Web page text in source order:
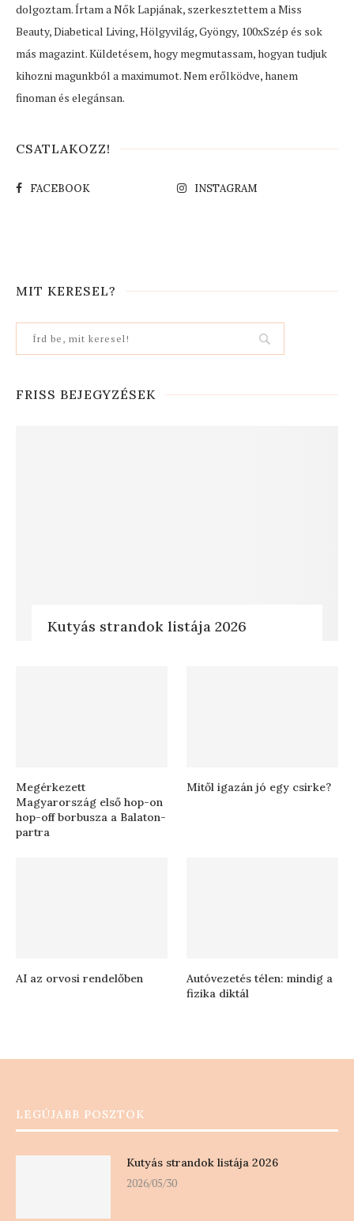
dolgoztam. Írtam a Nők Lapjának, szerkesztettem a Miss
Beauty, Diabetical Living, Hölgyvilág, Gyöngy, 100xSzép és sok
más magazint. Küldetésem, hogy megmutassam, hogyan tudjuk
kihozni magunkból a maximumot. Nem erőlködve, hanem
finoman és elegánsan.
CSATLAKOZZ!
FACEBOOK INSTAGRAM
MIT KERESEL?
FRISS BEJEGYZÉSEK
Kutyás strandok listája 2026
Megérkezett
Magyarország első hop-on
hop-off borbusza a Balaton-
partra
Mitől igazán jó egy csirke?
AI az orvosi rendelőben
Autóvezetés télen: mindig a
fizika diktál
LEGÚJABB POSZTOK
Kutyás strandok listája 2026
2026/05/30